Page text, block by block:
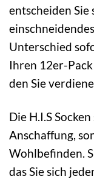
entscheiden Sie
Unterschied
Ihren 12er-
den Sie
Die H.I.S
Anschaffung,
Wohlbefinden.
das Sie sich